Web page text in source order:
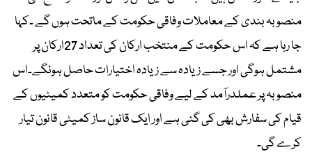
منصوبہ بندی کے معاملات وفاقی حکومت کے ماتحت ہوں گے ۔کہا
جا رہا ہے کہ اس حکومت کے منتخب ارکان کی تعداد 27ارکان پر
مشتمل ہوگی اور جسے زیادہ سے زیادہ اختیارات حاصل ہونگے۔اس
منصوبہ پر عملدرآمد کے لیے وفاقی حکومت کو متعدد کمیٹیوں کے
قیام کی سفارش بھی کی گئی ہے اور ایک قانون ساز کمیٹی قانون تیار
کرے گی۔